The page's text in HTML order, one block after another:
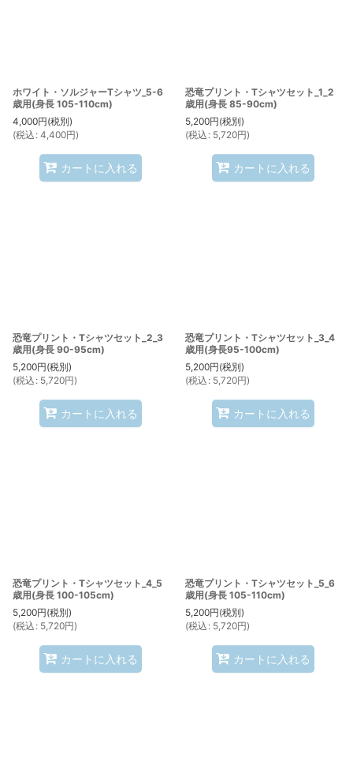
ホワイト・ソルジャーTシャツ_5-6
歳用(身長 105-110cm)
4,000円(税別)
(税込 : 4,400円)
カートに入れる
恐竜プリント・Tシャツセット_1_2
歳用(身長 85-90cm)
5,200円(税別)
(税込 : 5,720円)
カートに入れる
恐竜プリント・Tシャツセット_2_3
歳用(身長 90-95cm)
5,200円(税別)
(税込 : 5,720円)
カートに入れる
恐竜プリント・Tシャツセット_3_4
歳用(身長95-100cm)
5,200円(税別)
(税込 : 5,720円)
カートに入れる
恐竜プリント・Tシャツセット_4_5
歳用(身長 100-105cm)
5,200円(税別)
(税込 : 5,720円)
カートに入れる
恐竜プリント・Tシャツセット_5_6
歳用(身長 105-110cm)
5,200円(税別)
(税込 : 5,720円)
カートに入れる